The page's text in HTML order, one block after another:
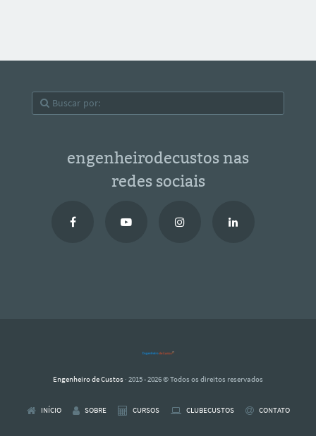
engenheirodecustos nas
redes sociais
Engenheiro de Custos · 2015 - 2026 © Todos os direitos reservados
INÍCIO SOBRE CURSOS CLUBECUSTOS CONTATO